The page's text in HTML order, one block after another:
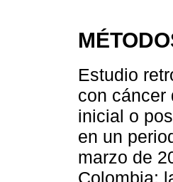
Estudio
con cáncer
inicial o
en un
marzo de
Colombia: